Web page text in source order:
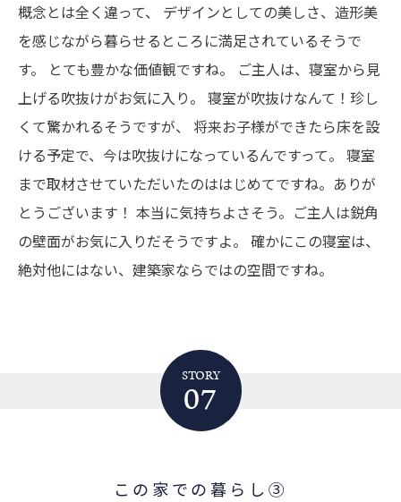
概念とは全く違って、
デザインとしての美しさ、造形美
を感じながら暮らせるところに満足されているそうで
す。
とても豊かな価値観ですね。
ご主人は、寝室から見
上げる吹抜けがお気に入り。 寝室が吹抜けなんて！珍し
くて驚かれるそうですが、
将来お子様ができたら床を設
ける予定で、今は吹抜けになっているんですって。 寝室
まで取材させていただいたのははじめてですね。ありが
とうございます！ 本当に気持ちよさそう。ご主人は鋭角
の壁面がお気に入りだそうですよ。 確かにこの寝室は、
絶対他にはない、建築家ならではの空間ですね。
STORY
07
この家での暮らし③